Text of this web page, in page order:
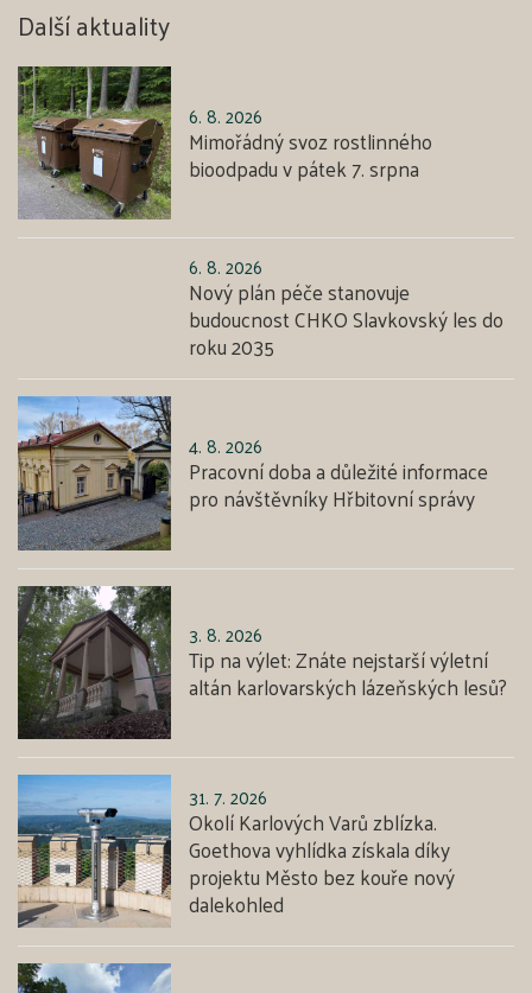
Další aktuality
6. 8. 2026
Mimořádný svoz rostlinného
bioodpadu v pátek 7. srpna
6. 8. 2026
Nový plán péče stanovuje
budoucnost CHKO Slavkovský les do
roku 2035
4. 8. 2026
Pracovní doba a důležité informace
pro návštěvníky Hřbitovní správy
3. 8. 2026
Tip na výlet: Znáte nejstarší výletní
altán karlovarských lázeňských lesů?
31. 7. 2026
Okolí Karlových Varů zblízka.
Goethova vyhlídka získala díky
projektu Město bez kouře nový
dalekohled